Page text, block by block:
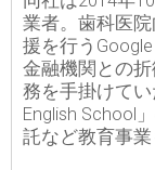
業者。歯科医
援を行う
金融機関との
務を手掛けて
English School
託など教育事業